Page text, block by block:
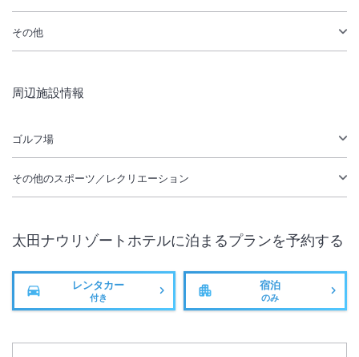
その他
周辺施設情報
ゴルフ場
その他のスポーツ／レクリエーション
太田ナウリゾートホテルに泊まるプランを予約する
レンタカー
付き
宿泊
のみ